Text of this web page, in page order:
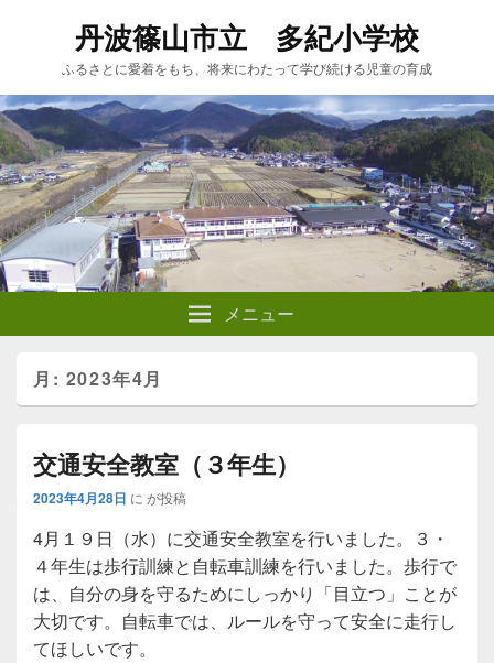
丹波篠山市立 多紀小学校
ふるさとに愛着をもち、将来にわたって学び続ける児童の育成
メニュー
月: 2023年4月
交通安全教室（３年生）
2023年4月28日 に が投稿
4月１９日（水）に交通安全教室を行いました。３・
４年生は歩行訓練と自転車訓練を行いました。歩行で
は、自分の身を守るためにしっかり「目立つ」ことが
大切です。自転車では、ルールを守って安全に走行し
てほしいです。